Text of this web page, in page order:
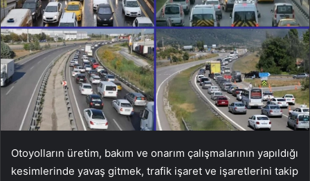
Otoyolların üretim, bakım ve onarım çalışmalarının yapıldığı
kesimlerinde yavaş gitmek, trafik işaret ve işaretlerini takip